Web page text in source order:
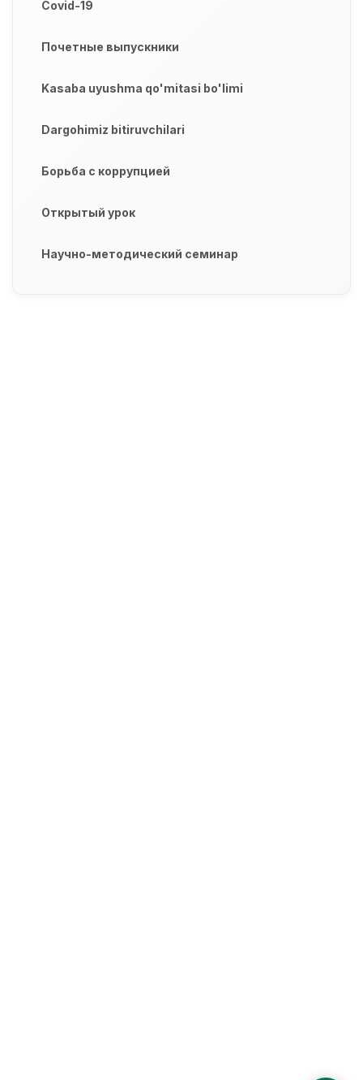
Covid-19
Почетные выпускники
Kasaba uyushma qo'mitasi bo'limi
Dargohimiz bitiruvchilari
Борьба с коррупцией
Открытый урок
Научно-методический семинар